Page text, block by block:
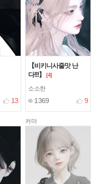
13
【비키니사줄맛 난
다!!!】
[4]
소소한
1369 9
커마